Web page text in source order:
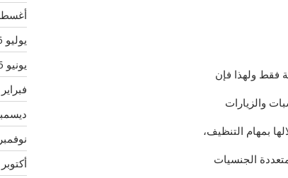
فقط ولهذا فإن
والزيارات
بمهام التنظيف،
الجنسيات
أغسطس
يوليو 2016
يونيو 2016
فبراير 2016
ديسمبر
نوفمبر 2015
أكتوبر 2015